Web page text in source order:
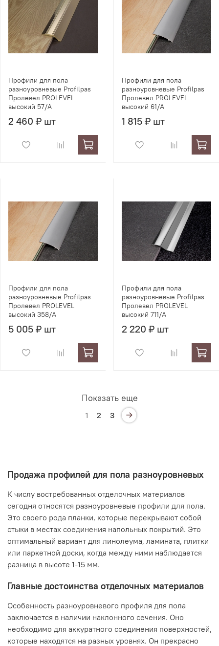
Профили для пола
разноуровневые Profilpas
Пролевел PROLEVEL
высокий 57/A
2 460 ₽ шт
Профили для пола
разноуровневые Profilpas
Пролевел PROLEVEL
высокий 61/A
1 815 ₽ шт
Профили для пола
разноуровневые Profilpas
Пролевел PROLEVEL
высокий 358/A
5 005 ₽ шт
Профили для пола
разноуровневые Profilpas
Пролевел PROLEVEL
высокий 711/A
2 220 ₽ шт
Показать еще
1 2 3
Продажа профилей для пола разноуровневых
К числу востребованных отделочных материалов
сегодня относятся разноуровневые профили для пола.
Это своего рода планки, которые перекрывают собой
стыки в местах соединения напольных покрытий. Это
оптимальный вариант для линолеума, ламината, плитки
или паркетной доски, когда между ними наблюдается
разница в высоте 1-15 мм.
Главные достоинства отделочных материалов
Особенность разноуровневого профиля для пола
заключается в наличии наклонного сечения. Оно
необходимо для аккуратного соединения поверхностей,
которые находятся на разных уровнях. Он прекрасно